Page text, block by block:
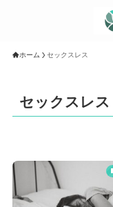
ホーム セックスレス
セックスレス